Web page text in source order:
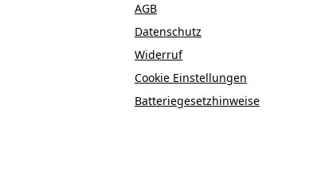
AGB
Datenschutz
Widerruf
Cookie Einstellungen
Batteriegesetzhinweise